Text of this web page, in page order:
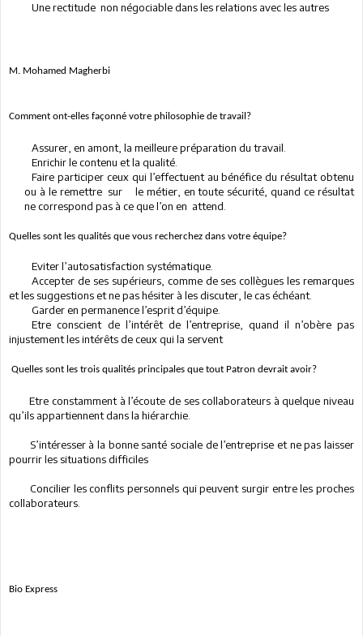
Une rectitude non négociable dans les relations avec les autres
M. Mohamed Magherbi
Comment ont-elles façonné votre philosophie de travail?
Assurer, en amont, la meilleure préparation du travail.
Enrichir le contenu et la qualité.
Faire participer ceux qui l’effectuent au bénéfice du résultat obtenu
ou à le remettre sur
le métier, en toute sécurité, quand ce résultat
ne correspond pas à ce que l’on en attend.
Quelles sont les qualités que vous recherchez dans votre équipe?
Eviter l’autosatisfaction systématique.
Accepter de ses supérieurs, comme de ses collègues les remarques
et les suggestions et ne pas hésiter à les discuter, le cas échéant.
Garder en permanence l’esprit d’équipe.
Etre conscient de l’intérêt de l’entreprise, quand il n’obère pas
injustement les intérêts de ceux qui la servent
Quelles sont les trois qualités principales que tout Patron devrait avoir?
Etre constamment à l’écoute de ses collaborateurs à quelque niveau
qu’ils appartiennent dans la hiérarchie.
S’intéresser à la bonne santé sociale de l’entreprise et ne pas laisser
pourrir les situations difficiles
Concilier les conflits personnels qui peuvent surgir entre les proches
collaborateurs.
Bio Express